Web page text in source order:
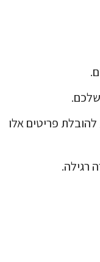
להובלת פריטים אלו
רגילה.